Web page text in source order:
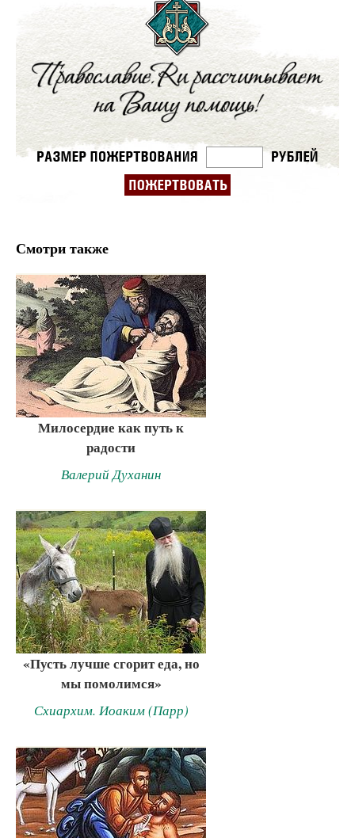
Смотри также
Милосердие как путь к
радости
Валерий Духанин
«Пусть лучше сгорит еда, но
мы помолимся»
Схиархим. Иоаким (Парр)